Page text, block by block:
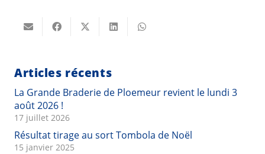
Articles récents
La Grande Braderie de Ploemeur revient le lundi 3
août 2026 !
17 juillet 2026
Résultat tirage au sort Tombola de Noël
15 janvier 2025